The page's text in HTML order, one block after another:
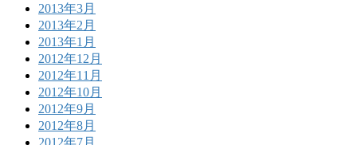
2013年3月
2013年2月
2013年1月
2012年12月
2012年11月
2012年10月
2012年9月
2012年8月